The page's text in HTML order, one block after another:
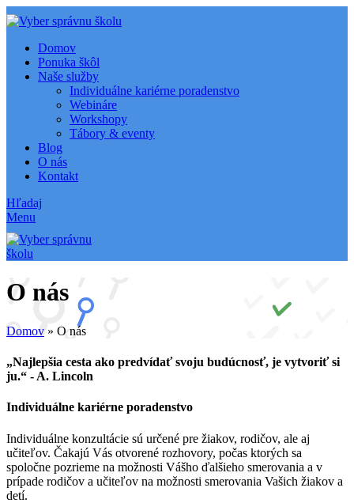
Domov
Ponuka škôl
Naše služby
Individuálne kariérne poradenstvo
Webináre
Workshopy
Tábory & eventy
Blog
O nás
Kontakt
Hľadaj
Menu
O nás
Domov » O nás
„Najlepšia cesta ako predvídať svoju budúcnosť, je vytvoriť si
ju.“ - A. Lincoln
Individuálne kariérne poradenstvo
Individuálne konzultácie sú určené pre žiakov, rodičov, ale aj
učiteľov. Čakajú Vás otvorené rozhovory, počas ktorých sa
spoločne pozrieme na možnosti Vášho ďalšieho smerovania a v
prípade rodičov a učiteľov na možnosti smerovania Vašich žiakov a
detí.